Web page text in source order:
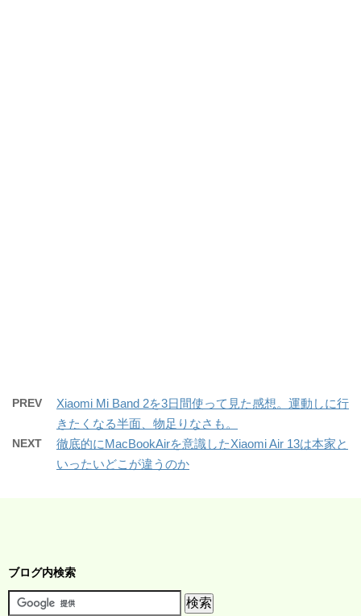
PREV
Xiaomi Mi Band 2を3日間使って見た感想。運動しに行
きたくなる半面、物足りなさも。
NEXT
徹底的にMacBookAirを意識したXiaomi Air 13は本家と
いったいどこが違うのか
ブログ内検索